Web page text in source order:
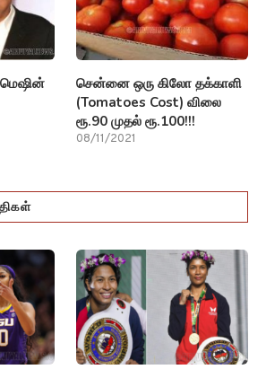
மெஷின்
சென்னை ஒரு கிலோ தக்காளி
(Tomatoes Cost) விலை
ரூ.90 முதல் ரூ.100!!!
08/11/2021